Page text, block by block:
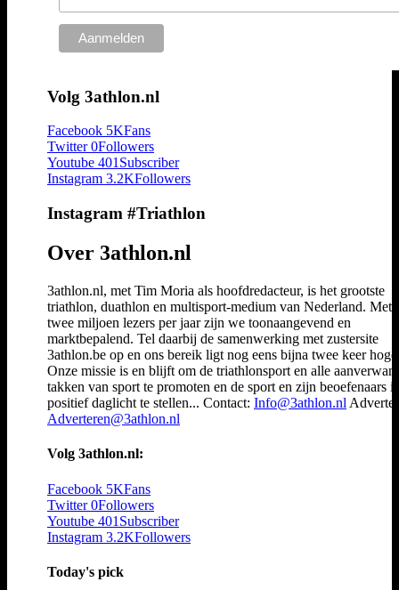
Volg 3athlon.nl
Facebook 5KFans
Twitter 0Followers
Youtube 401Subscriber
Instagram 3.2KFollowers
Instagram #Triathlon
Over 3athlon.nl
3athlon.nl, met Tim Moria als hoofdredacteur, is het grootste
triathlon, duathlon en multisport-medium van Nederland. Met
twee miljoen lezers per jaar zijn we toonaangevend en
marktbepalend. Tel daarbij de samenwerking met zustersite
3athlon.be op en ons bereik ligt nog eens bijna twee keer
Onze missie is en blijft om de triathlonsport en alle
takken van sport te promoten en de sport en zijn beoefenaars
positief daglicht te stellen... Contact: Info@3athlon.nl
Adverteren@3athlon.nl
Volg 3athlon.nl:
Facebook 5KFans
Twitter 0Followers
Youtube 401 Subscriber
Instagram 3.2KFollowers
Today's pick